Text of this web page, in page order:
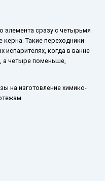
элемента сразу с четырьмя
Такие переходники
испарителях, когда в ванне
а четыре поменьше,
на изготовление химико-